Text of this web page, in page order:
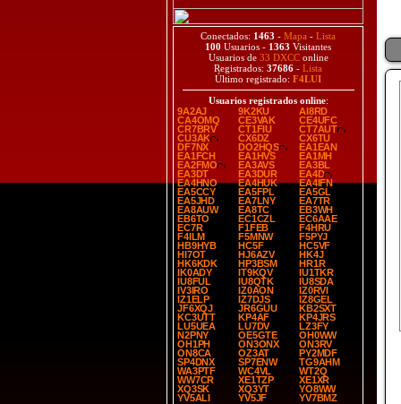
Conectados: 1463 - Mapa - Lista
100 Usuarios - 1363 Visitantes
Usuarios de 33 DXCConline
Registrados: 37686 - Lista
Último registrado: F4LUI
Usuarios registrados online:
9A2AJ
9K2KU
AI8RD
CA4OMQ
CE3VAK
CE4UFC
CR7BRV
CT1FIU
CT7AUT
CU3AK
CX6DZ
CX6TU
DF7NX
DO2HQS
EA1EAN
EA1FCH
EA1HVS
EA1MH
EA2FMO
EA3AVS
EA3BL
EA3DT
EA3DUR
EA4D
EA4HNO
EA4HUK
EA4IFN
EA5CCY
EA5FPL
EA5GL
EA5JHD
EA7LNY
EA7TR
EA8AUW
EA8TC
EB3WH
EB6TO
EC1CZL
EC6AAE
EC7R
F1FEB
F4HRU
F4ILM
F5MNW
F5PYJ
HB9HYB
HC5F
HC5VF
HI7OT
HJ6AZV
HK4J
HK6KDK
HP3BSM
HR1R
IK0ADY
IT9KQV
IU1TKR
IU8FUL
IU8QTK
IU8SDA
IV3IRO
IZ0AON
IZ0RVI
IZ1ELP
IZ7DJS
IZ8GEL
JF6XQJ
JR6GUU
KB2SXT
KC3UTT
KP4AF
KP4JRS
LU5UEA
LU7DV
LZ3FY
N2PNY
OE5GTE
OH0WW
OH1PH
ON3ONX
ON3RV
ON8CA
OZ3AT
PY2MDF
SP4DNX
SP7ENW
TG9AHM
WA3PTF
WC4VL
WT2Q
WW7CR
XE1TZP
XE1XR
XQ3SK
XQ3YT
YO8WW
YV5ALI
YV5JF YV7BMZ